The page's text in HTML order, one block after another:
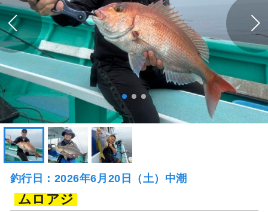
釣行日：2026年6月20日（土）中潮
ムロアジ